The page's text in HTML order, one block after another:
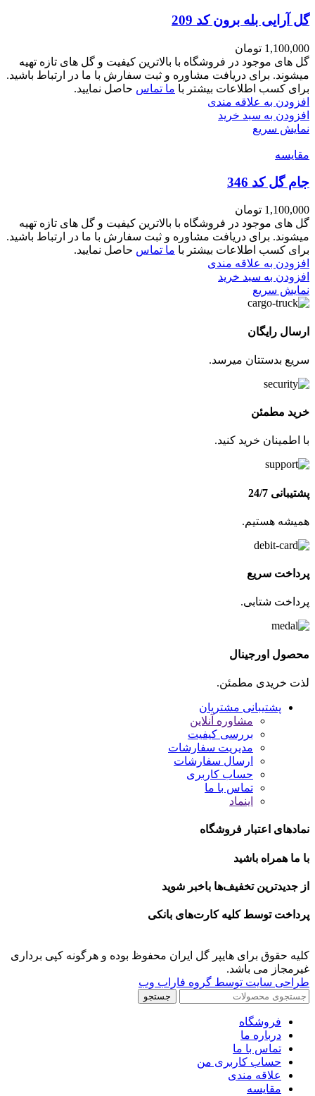
گل آرایی بله برون کد 209
1,100,000 تومان
گل های موجود در فروشگاه با بالاترین کیفیت و گل های تازه تهیه
میشوند. برای دریافت مشاوره و ثبت سفارش با ما در ارتباط باشید.
برای کسب اطلاعات بیشتر با ما تماس حاصل نمایید.
افزودن به علاقه مندی
افزودن به سبد خرید
نمایش سریع
مقايسه
جام گل کد 346
1,100,000 تومان
گل های موجود در فروشگاه با بالاترین کیفیت و گل های تازه تهیه
میشوند. برای دریافت مشاوره و ثبت سفارش با ما در ارتباط باشید.
برای کسب اطلاعات بیشتر با ما تماس حاصل نمایید.
افزودن به علاقه مندی
افزودن به سبد خرید
نمایش سریع
ارسال رایگان
سریع بدستتان میرسد.
خرید مطمئن
با اطمینان خرید کنید.
پشتیبانی 24/7
همیشه هستیم.
پرداخت سریع
پرداخت شتابی.
محصول اورجینال
لذت خریدی مطمئن.
پشتیبانی مشتریان
مشاوره آنلاین
بررسی کیفیت
مدیریت سفارشات
ارسال سفارشات
حساب کاربری
تماس با ما
اینماد
نمادهای اعتبار فروشگاه
با ما همراه باشید
از جدیدترین تخفیف‌ها باخبر شوید
پرداخت توسط کلیه کارت‌های بانکی
کلیه حقوق برای هایپر گل ایران محفوظ بوده و هرگونه کپی برداری
غیرمجاز می باشد.
طراحی سایت توسط گروه فاراب وب
جستجو
فروشگاه
درباره ما
تماس با ما
حساب کاربری من
علاقه مندی
مقايسه